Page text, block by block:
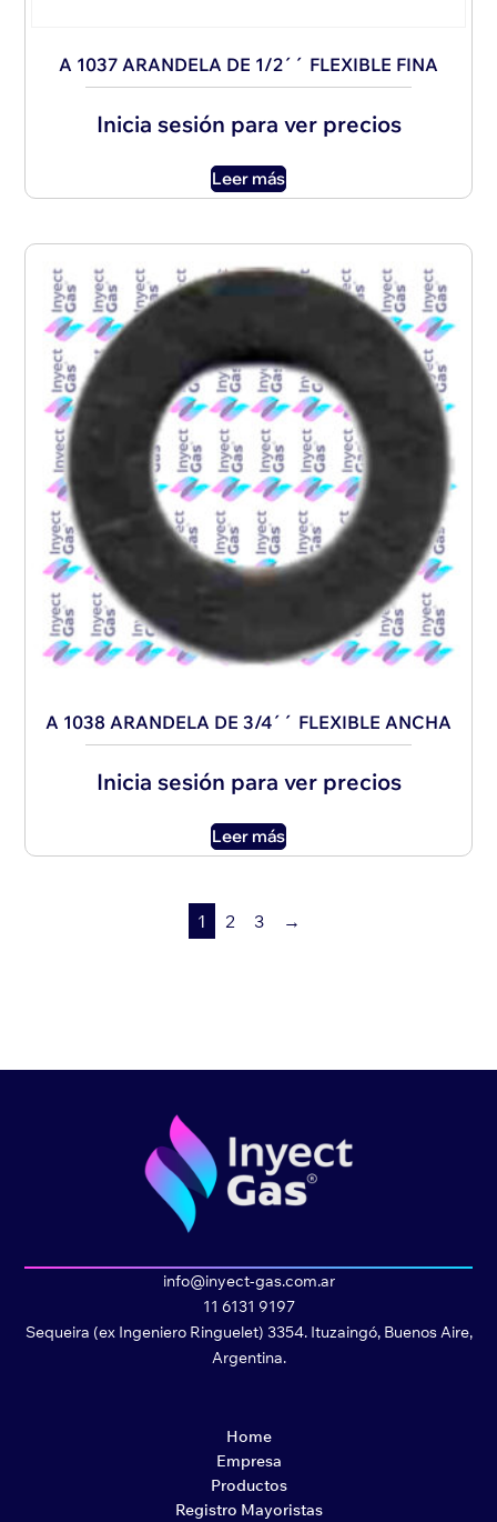
A 1037 ARANDELA DE 1/2´´ FLEXIBLE FINA
Inicia sesión para ver precios
Leer más
A 1038 ARANDELA DE 3/4´´ FLEXIBLE ANCHA
Inicia sesión para ver precios
Leer más
1 2 3 →
info@inyect-gas.com.ar
11 6131 9197
Sequeira (ex Ingeniero Ringuelet) 3354. Ituzaingó, Buenos Aire,
Argentina.
Home
Empresa
Productos
Registro Mayoristas